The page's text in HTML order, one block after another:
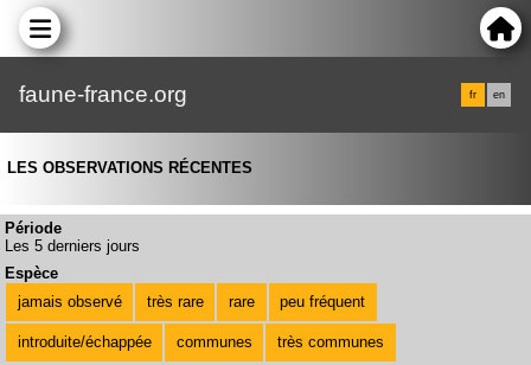
faune-france.org fr en
LES OBSERVATIONS RÉCENTES
Période
Les 5 derniers jours
Espèce
jamais observé
très rare rare peu fréquent
introduite/échappée communes très communes